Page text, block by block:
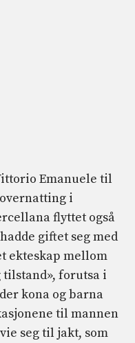
Emanuele til
i
flyttet også
giftet seg med
ekteskap mellom
forutsa i
kona og barna
til mannen
seg til jakt, som